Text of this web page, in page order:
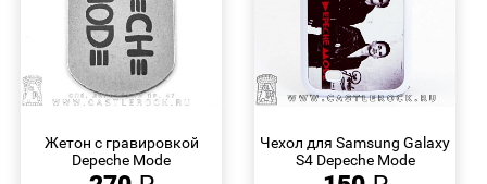
Жетон с гравировкой
Depeche Mode
Чехол для Samsung Galaxy
S4 Depeche Mode